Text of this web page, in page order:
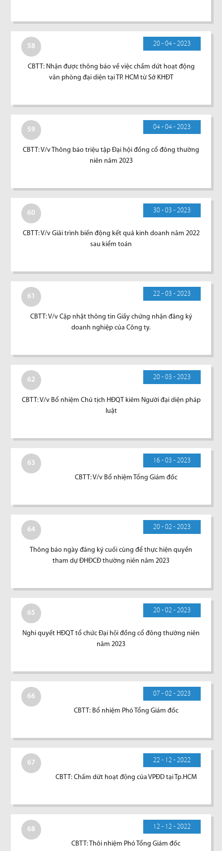
58 20 - 04 - 2023
CBTT: Nhận được thông báo về việc chấm dứt hoạt động
văn phòng đại diện tại TP. HCM từ Sở KHĐT
59 04 - 04 - 2023
CBTT: V/v Thông báo triệu tập Đại hội đồng cổ đông thường
niên năm 2023
60 30 - 03 - 2023
CBTT: V/v Giải trình biến động kết quả kinh doanh năm 2022
sau kiểm toán
61 22 - 03 - 2023
CBTT: V/v Cập nhật thông tin Giấy chứng nhận đăng ký
doanh nghiệp của Công ty.
62 20 - 03 - 2023
CBTT: V/v Bổ nhiệm Chủ tịch HĐQT kiêm Người đại diện pháp
luật
63 16 - 03 - 2023
CBTT: V/v Bổ nhiệm Tổng Giám đốc
64 20 - 02 - 2023
Thông báo ngày đăng ký cuối cùng để thực hiện quyền
tham dự ĐHĐCĐ thường niên năm 2023
65 20 - 02 - 2023
Nghi quyết HĐQT tổ chức Đại hội đồng cổ đông thường niên
năm 2023
66 07 - 02 - 2023
CBTT: Bổ nhiệm Phó Tổng Giám đốc
67 22 - 12 - 2022
CBTT: Chấm dứt hoạt động của VPĐD tại Tp.HCM
68 12 - 12 - 2022
CBTT: Thôi nhiệm Phó Tổng Giám đốc